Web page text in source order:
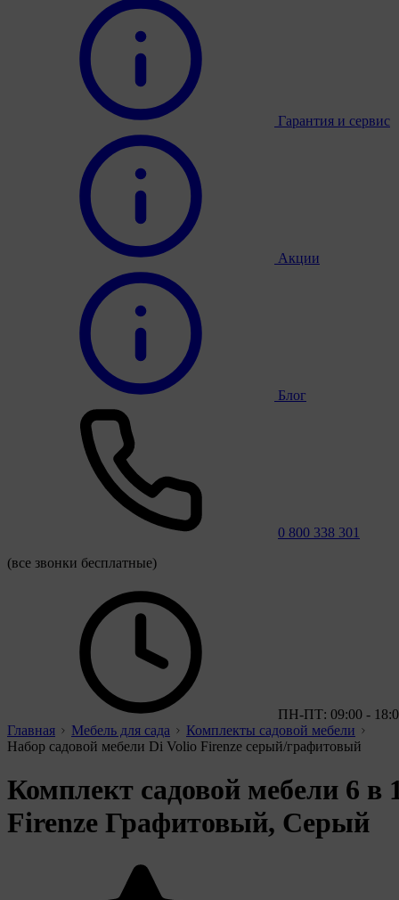
Гарантия и сервис
Акции
Блог
0 800 338 301
(все звонки бесплатные)
ПН-ПТ: 09:00 -
Главная
Мебель для сада
Комплекты садовой мебели
Набор садовой мебели Di Volio Firenze серый/графитовый
Комплект садовой мебели 6 в
Firenze Графитовый, Серый